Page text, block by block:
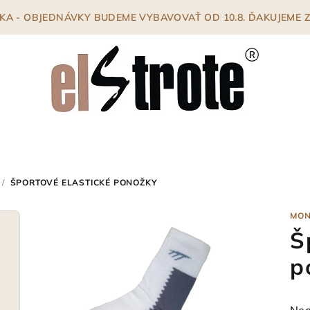
- OBJEDNÁVKY BUDEME VYBAVOVAŤ OD 10.8. ĎAKUJEME
/ ŠPORTOVÉ ELASTICKÉ PONOŽKY